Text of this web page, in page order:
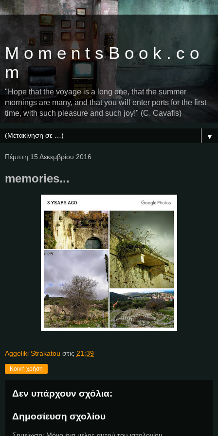
M o m e n t s B o o k . c o
m
"Hope that the voyage is a long one, that the summer
mornings are many, and that you will enter ports for the first
time, with such pleasure and such joy!" (C. Cavafis)
▼
Πέμπτη 15 Δεκεμβρίου 2016
memories...
Aggeliki Strakatou στις 21:39
Κοινή χρήση
Δεν υπάρχουν σχόλια:
Δημοσίευση σχολίου